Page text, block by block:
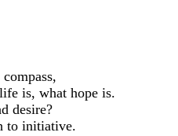
is, what hope is.
desire?
to initiative.